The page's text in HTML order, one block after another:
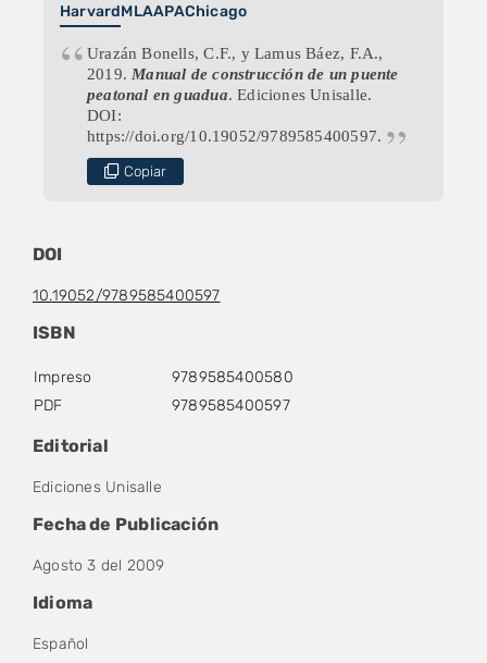
HarvardMLAAPAChicago
Urazán Bonells, C.F., y Lamus Báez, F.A.,
2019. Manual de construcción de un puente
peatonal en guadua. Ediciones Unisalle.
DOI:
https://doi.org/10.19052/9789585400597.
Copiar
DOI
10.19052/9789585400597
ISBN
Impreso
9789585400580
PDF
9789585400597
Editorial
Ediciones Unisalle
Fecha de Publicación
Agosto 3 del 2009
Idioma
Español